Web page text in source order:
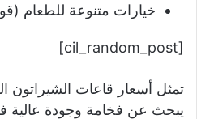
خيارات متنوعة للطعام
[cil_random_post]
تمثل أسعار قاعات الشيراتون
يبحث عن فخامة وجودة عالية